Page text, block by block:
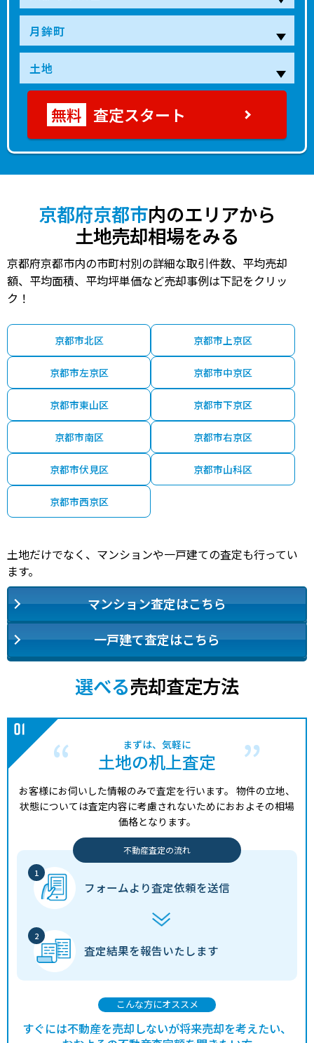
査定スタート
京都府京都市内のエリアから
土地売却相場をみる
京都府京都市内の市町村別の詳細な取引件数、平均売却
額、平均面積、平均坪単価など売却事例は下記をクリッ
ク！
京都市北区 京都市上京区
京都市左京区 京都市中京区
京都市東山区 京都市下京区
京都市南区 京都市右京区
京都市伏見区 京都市山科区
京都市西京区
土地だけでなく、マンションや一戸建ての査定も行ってい
ます。
マンション査定はこちら
一戸建て査定はこちら
選べる売却査定方法
まずは、気軽に
土地の机上査定
お客様にお伺いした情報のみで査定を行います。 物件の立地、
状態については査定内容に考慮されないためにおおよその相場
価格となります。
不動産査定の流れ
フォームより査定依頼を送信
査定結果を報告いたします
こんな方にオススメ
すぐには不動産を売却しないが将来売却を考えたい、